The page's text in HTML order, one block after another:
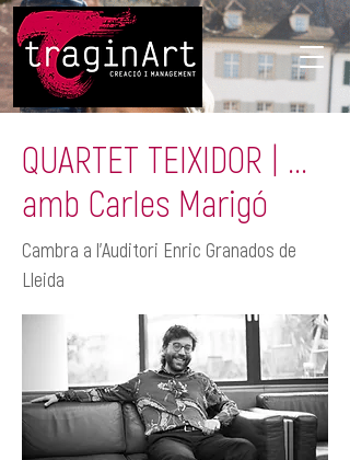
QUARTET TEIXIDOR | ...
amb Carles Marigó
Cambra a l'Auditori Enric Granados de
Lleida